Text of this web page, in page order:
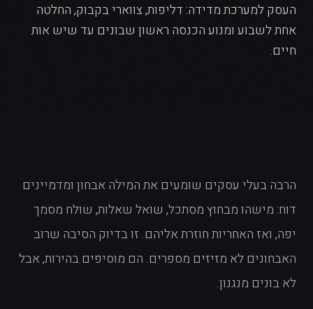
העסק למערכת מדידה: דליפות, צווארי בקבוק, החלטה
אחת לשבוע ומנוע הכנסה ראשון שבונים עד שיש אות
חיים.
הרבה בעלי עסקים שומעים את המילה אבחון ומדמיינים
דוח: מישהו מבחוץ מסתכל, שואל שאלות, שולח מסמך
יפה, ואז האחריות חוזרת אליהם. זו בדיוק הסיבה שרוב
האבחונים לא מזיזים מספרים. הם מוסיפים בהירות, אבל
לא בונים מנגנון.